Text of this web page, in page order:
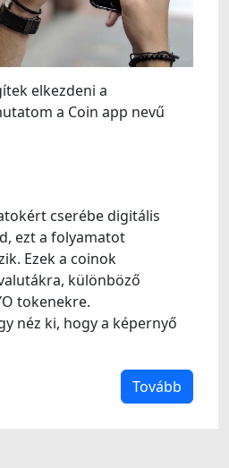
elkezdeni a
a Coin app nevű
cserébe digitális
ezt a folyamatot
Ezek a coinok
különböző
tokenekre.
néz ki, hogy a képernyő
Tovább